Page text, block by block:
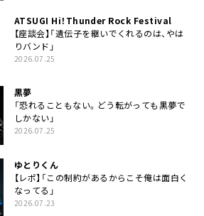
ATSUGI Hi！Thunder Rock Festival
【座談会】「遺伝子を継いでくれるのは、やは
りバンド」
2026.07.25
黒夢
「恐れることもない。どう転がっても黒夢で
しかない」
2026.07.25
ゆとりくん
【レポ】「この制約があるからこそ俺は面白く
なってる」
2026.07.23